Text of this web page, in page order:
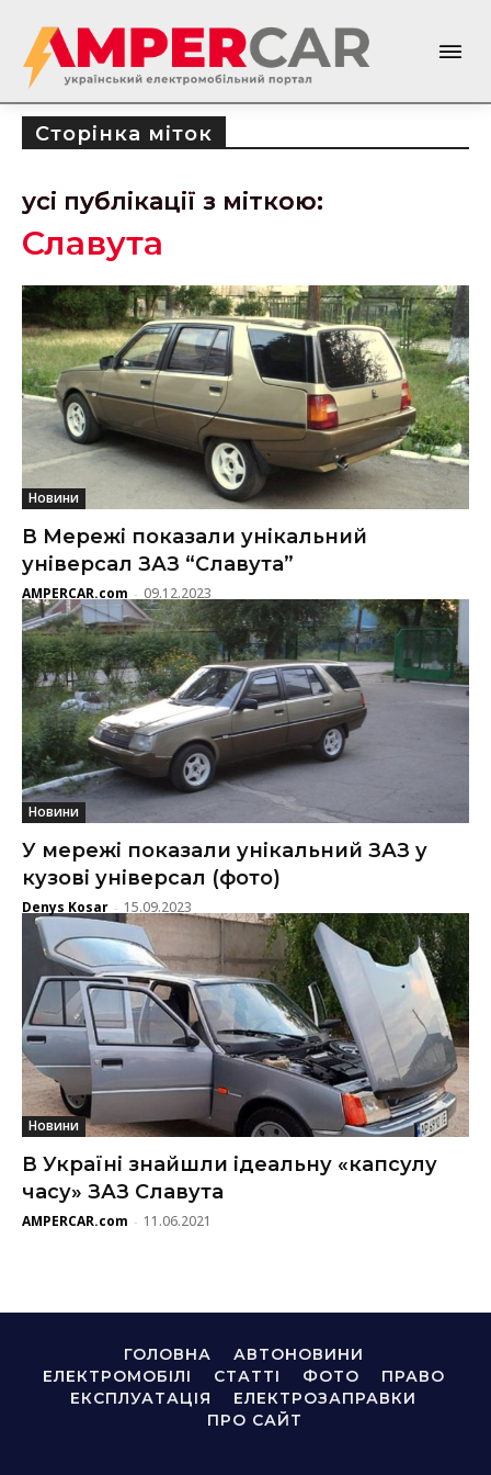
Сторінка міток
усі публікації з міткою:
Славута
Новини
В Мережі показали унікальний
універсал ЗАЗ “Славута”
AMPERCAR.com - 09.12.2023
Новини
У мережі показали унікальний ЗАЗ у
кузові універсал (фото)
Denys Kosar - 15.09.2023
Новини
В Україні знайшли ідеальну «капсулу
часу» ЗАЗ Славута
AMPERCAR.com - 11.06.2021
ГОЛОВНА
АВТОНОВИНИ
ЕЛЕКТРОМОБІЛІ
СТАТТІ ФОТО
ПРАВО
ЕКСПЛУАТАЦІЯ
ЕЛЕКТРОЗАПРАВКИ
ПРО САЙТ